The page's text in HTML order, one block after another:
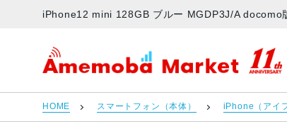
iPhone12 mini 128GB ブルー MGDP3J/A docomo
アメモバマーケット
HOME スマートフォン（本体） iPhone（アイ